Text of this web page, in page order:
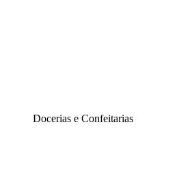
Docerias e Confeitarias